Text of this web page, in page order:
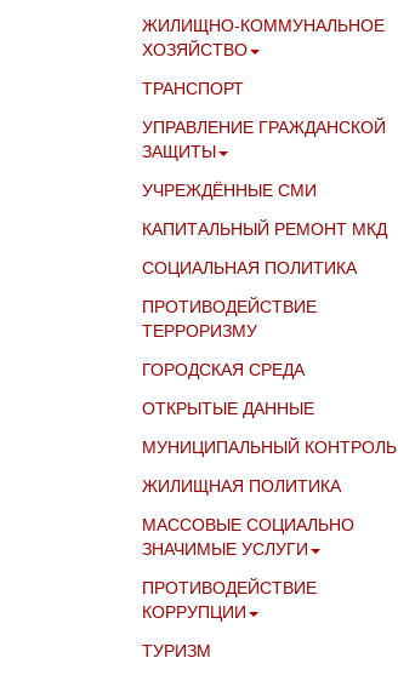
ЖИЛИЩНО-КОММУНАЛЬНОЕ
ХОЗЯЙСТВО
ТРАНСПОРТ
УПРАВЛЕНИЕ ГРАЖДАНСКОЙ
ЗАЩИТЫ
УЧРЕЖДЁННЫЕ СМИ
КАПИТАЛЬНЫЙ РЕМОНТ МКД
СОЦИАЛЬНАЯ ПОЛИТИКА
ПРОТИВОДЕЙСТВИЕ
ТЕРРОРИЗМУ
ГОРОДСКАЯ СРЕДА
ОТКРЫТЫЕ ДАННЫЕ
МУНИЦИПАЛЬНЫЙ КОНТРОЛЬ
ЖИЛИЩНАЯ ПОЛИТИКА
МАССОВЫЕ СОЦИАЛЬНО
ЗНАЧИМЫЕ УСЛУГИ
ПРОТИВОДЕЙСТВИЕ
КОРРУПЦИИ
ТУРИЗМ